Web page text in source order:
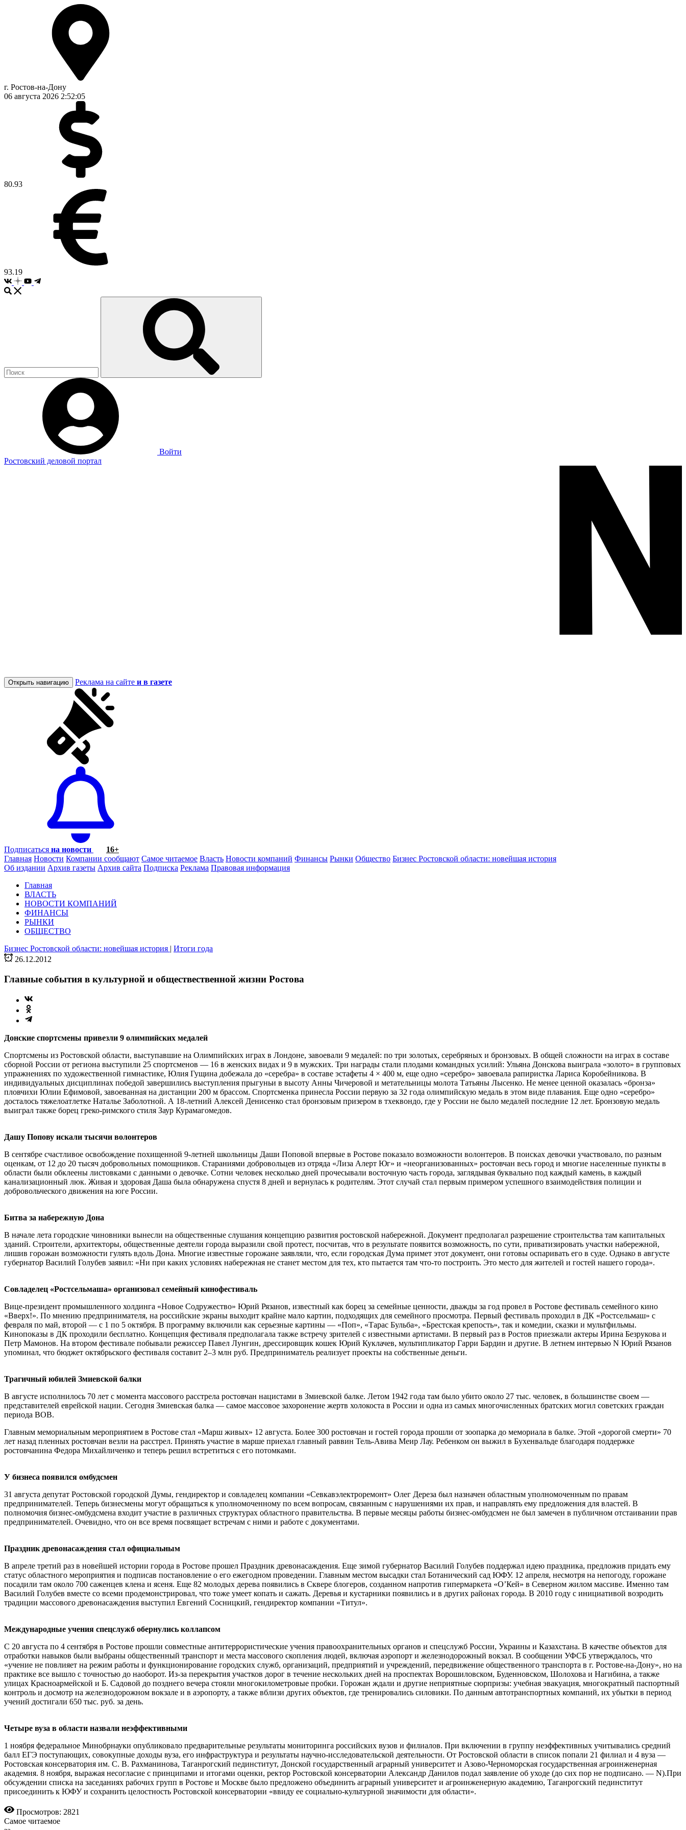
г. Ростов-на-Дону
06 августа 2026 2:52:05
80.93
93.19
Войти
Ростовский деловой портал
Открыть навигацию Реклама на сайте и в газете
Подписаться на новости
16+
Главная Новости Компании сообщают Самое читаемое Власть Новости компаний Финансы Рынки Общество Бизнес Ростовской области: новейшая история
Об издании Архив газеты Архив сайта Подписка Реклама Правовая информация
Главная
ВЛАСТЬ
НОВОСТИ КОМПАНИЙ
ФИНАНСЫ
РЫНКИ
ОБЩЕСТВО
Бизнес Ростовской области: новейшая история | Итоги года
26.12.2012
Главные события в культурной и обществественной жизни Ростова
Донские спортсмены привезли 9 олимпийских медалей
Спортсмены из Ростовской области, выступавшие на Олимпийских играх в Лондоне, завоевали 9 медалей: по три золотых, серебряных и бронзовых. В общей сложности на играх в составе
сборной России от региона выступили 25 спортсменов — 16 в женских видах и 9 в мужских. Три награды стали плодами командных усилий: Ульяна Донскова выиграла «золото» в групповых
упражнениях по художественной гимнастике, Юлия Гущина добежала до «серебра» в составе эстафеты 4 × 400 м, еще одно «серебро» завоевала рапиристка Лариса Коробейникова. В
индивидуальных дисциплинах победой завершились выступления прыгуньи в высоту Анны Чичеровой и метательницы молота Татьяны Лысенко. Не менее ценной оказалась «бронза»
пловчихи Юлии Ефимовой, завоеванная на дистанции 200 м брассом. Спортсменка принесла России первую за 32 года олимпийскую медаль в этом виде плавания. Еще одно «серебро»
досталось тяжелоатлетке Наталье Заболотной. А 18-летний Алексей Денисенко стал бронзовым призером в тхеквондо, где у России не было медалей последние 12 лет. Бронзовую медаль
выиграл также борец греко-римского стиля Заур Курамагомедов.
Дашу Попову искали тысячи волонтеров
В сентябре счастливое освобождение похищенной 9-летней школьницы Даши Поповой впервые в Ростове показало возможности волонтеров. В поисках девочки участвовало, по разным
оценкам, от 12 до 20 тысяч добровольных помощников. Стараниями добровольцев из отряда «Лиза Алерт Юг» и «неорганизованных» ростовчан весь город и многие населенные пункты в
области были обклеены листовками с данными о девочке. Сотни человек несколько дней прочесывали восточную часть города, заглядывая буквально под каждый камень, в каждый
канализационный люк. Живая и здоровая Даша была обнаружена спустя 8 дней и вернулась к родителям. Этот случай стал первым примером успешного взаимодействия полиции и
добровольческого движения на юге России.
Битва за набережную Дона
В начале лета городские чиновники вынесли на общественные слушания концепцию развития ростовской набережной. Документ предполагал разрешение строительства там капитальных
зданий. Строители, архитекторы, общественные деятели города выразили свой протест, посчитав, что в результате появится возможность, по сути, приватизировать участки набережной,
лишив горожан возможности гулять вдоль Дона. Многие известные горожане заявляли, что, если городская Дума примет этот документ, они готовы оспаривать его в суде. Однако в августе
губернатор Василий Голубев заявил: «Ни при каких условиях набережная не станет местом для тех, кто пытается там что-то построить. Это место для жителей и гостей нашего города».
Совладелец «Ростсельмаша» организовал семейный кинофестиваль
Вице-президент промышленного холдинга «Новое Содружество» Юрий Рязанов, известный как борец за семейные ценности, дважды за год провел в Ростове фестиваль семейного кино
«Вверх!». По мнению предпринимателя, на российские экраны выходит крайне мало картин, подходящих для семейного просмотра. Первый фестиваль проходил в ДК «Ростсельмаш» с
февраля по май, второй — с 1 по 5 октября. В программу включили как серьезные картины — «Поп», «Тарас Бульба», «Брестская крепость», так и комедии, сказки и мультфильмы.
Кинопоказы в ДК проходили бесплатно. Концепция фестиваля предполагала также встречу зрителей с известными артистами. В первый раз в Ростов приезжали актеры Ирина Безрукова и
Петр Мамонов. На втором фестивале побывали режиссер Павел Лунгин, дрессировщик кошек Юрий Куклачев, мультипликатор Гарри Бардин и другие. В летнем интервью N Юрий Рязанов
упоминал, что бюджет октябрьского фестиваля составит 2–3 млн руб. Предприниматель реализует проекты на собственные деньги.
Трагичный юбилей Змиевской балки
В августе исполнилось 70 лет с момента массового расстрела ростовчан нацистами в Змиевской балке. Летом 1942 года там было убито около 27 тыс. человек, в большинстве своем —
представителей еврейской нации. Сегодня Змиевская балка — самое массовое захоронение жертв холокоста в России и одна из самых многочисленных братских могил советских граждан
периода ВОВ.
Главным мемориальным мероприятием в Ростове стал «Марш живых» 12 августа. Более 300 ростовчан и гостей города прошли от зоопарка до мемориала в балке. Этой «дорогой смерти» 70
лет назад пленных ростовчан везли на расстрел. Принять участие в марше приехал главный раввин Тель-Авива Меир Лау. Ребенком он выжил в Бухенвальде благодаря поддержке
ростовчанина Федора Михайличенко и теперь решил встретиться с его потомками.
У бизнеса появился омбудсмен
31 августа депутат Ростовской городской Думы, гендиректор и совладелец компании «Севкавэлектроремонт» Олег Дереза был назначен областным уполномоченным по правам
предпринимателей. Теперь бизнесмены могут обращаться к уполномоченному по всем вопросам, связанным с нарушениями их прав, и направлять ему предложения для властей. В
полномочия бизнес-омбудсмена входит участие в различных структурах областного правительства. В первые месяцы работы бизнес-омбудсмен не был замечен в публичном отстаивании прав
предпринимателей. Очевидно, что он все время посвящает встречам с ними и работе с документами.
Праздник древонасаждения стал официальным
В апреле третий раз в новейшей истории города в Ростове прошел Праздник древонасаждения. Еще зимой губернатор Василий Голубев поддержал идею праздника, предложив придать ему
статус областного мероприятия и подписав постановление о его ежегодном проведении. Главным местом высадки стал Ботанический сад ЮФУ. 12 апреля, несмотря на непогоду, горожане
посадили там около 700 саженцев клена и ясеня. Еще 82 молодых дерева появились в Сквере блогеров, созданном напротив гипермаркета «О’Кей» в Северном жилом массиве. Именно там
Василий Голубев вместе со всеми продемонстрировал, что тоже умеет копать и сажать. Деревья и кустарники появились и в других районах города. В 2010 году с инициативой возродить
традиции массового древонасаждения выступил Евгений Сосницкий, гендиректор компании «Титул».
Международные учения спецслужб обернулись коллапсом
С 20 августа по 4 сентября в Ростове прошли совместные антитеррористические учения правоохранительных органов и спецслужб России, Украины и Казахстана. В качестве объектов для
отработки навыков были выбраны общественный транспорт и места массового скопления людей, включая аэропорт и железнодорожный вокзал. В сообщении УФСБ утверждалось, что
«учение не повлияет на режим работы и функционирование городских служб, организаций, предприятий и учреждений, передвижение общественного транспорта в г. Ростове-на-Дону», но на
практике все вышло с точностью до наоборот. Из-за перекрытия участков дорог в течение нескольких дней на проспектах Ворошиловском, Буденновском, Шолохова и Нагибина, а также
улицах Красноармейской и Б. Садовой до позднего вечера стояли многокилометровые пробки. Горожан ждали и другие неприятные сюрпризы: учебная эвакуация, многократный паспортный
контроль и досмотр на железнодорожном вокзале и в аэропорту, а также вблизи других объектов, где тренировались силовики. По данным автотранспортных компаний, их убытки в период
учений достигали 650 тыс. руб. за день.
Четыре вуза в области назвали неэффективными
1 ноября федеральное Минобрнауки опубликовало предварительные результаты мониторинга российских вузов и филиалов. При включении в группу неэффективных учитывались средний
балл ЕГЭ поступающих, совокупные доходы вуза, его инфраструктура и результаты научно-исследовательской деятельности. От Ростовской области в список попали 21 филиал и 4 вуза —
Ростовская консерватория им. С. В. Рахманинова, Таганрогский пединститут, Донской государственный аграрный университет и Азово-Черноморская государственная агроинженерная
академия. 8 ноября, выражая несогласие с принципами и итогами оценки, ректор Ростовской консерватории Александр Данилов подал заявление об уходе (до сих пор не подписано. — N).При
обсуждении списка на заседаниях рабочих групп в Ростове и Москве было предложено объединить аграрный университет и агроинженерную академию, Таганрогский пединститут
присоединить к ЮФУ и сохранить целостность Ростовской консерватории «ввиду ее социально-культурной значимости для области».
Просмотров: 2821
Самое читаемое